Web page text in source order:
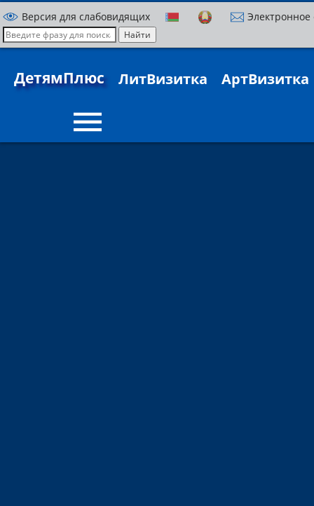
Версия для слабовидящих
ДетямПлюс ЛитВизитка АртВизитка